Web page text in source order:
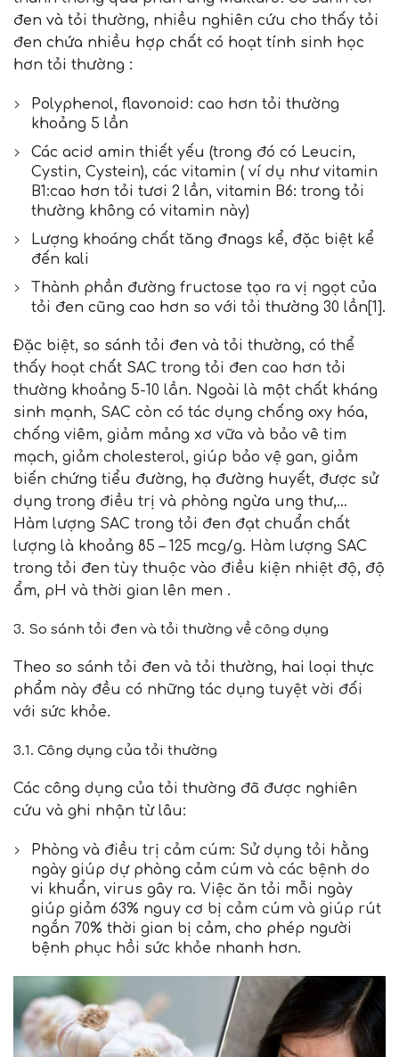
đen và tỏi thường, nhiều nghiên cứu cho thấy tỏi
đen chứa nhiều hợp chất có hoạt tính sinh học
hơn tỏi thường :
Polyphenol, flavonoid: cao hơn tỏi thường
khoảng 5 lần
Các acid amin thiết yếu (trong đó có Leucin,
Cystin, Cystein), các vitamin ( ví dụ như vitamin
B1:cao hơn tỏi tươi 2 lần, vitamin B6: trong tỏi
thường không có vitamin này)
Lượng khoáng chất tăng đnags kể, đặc biệt kể
đến kali
Thành phần đường fructose tạo ra vị ngọt của
tỏi đen cũng cao hơn so với tỏi thường 30 lần[1].
Đặc biệt, so sánh tỏi đen và tỏi thường, có thể
thấy hoạt chất SAC trong tỏi đen cao hơn tỏi
thường khoảng 5-10 lần. Ngoài là một chất kháng
sinh mạnh, SAC còn có tác dụng chống oxy hóa,
chống viêm, giảm mảng xơ vữa và bảo vê tim
mạch, giảm cholesterol, giúp bảo vệ gan, giảm
biến chứng tiểu đường, hạ đường huyết, được sử
dụng trong điều trị và phòng ngừa ung thư,…
Hàm lượng SAC trong tỏi đen đạt chuẩn chất
lượng là khoảng 85 – 125 mcg/g. Hàm lượng SAC
trong tỏi đen tùy thuộc vào điều kiện nhiệt độ, độ
ẩm, pH và thời gian lên men .
3. So sánh tỏi đen và tỏi thường về công dụng
Theo so sánh tỏi đen và tỏi thường, hai loại thực
phẩm này đều có những tác dụng tuyệt vời đối
với sức khỏe.
3.1. Công dụng của tỏi thường
Các công dụng của tỏi thường đã được nghiên
cứu và ghi nhận từ lâu:
Phòng và điều trị cảm cúm: Sử dụng tỏi hằng
ngày giúp dự phòng cảm cúm và các bệnh do
vi khuẩn, virus gây ra. Việc ăn tỏi mỗi ngày
giúp giảm 63% nguy cơ bị cảm cúm và giúp rút
ngắn 70% thời gian bị cảm, cho phép người
bệnh phục hồi sức khỏe nhanh hơn.